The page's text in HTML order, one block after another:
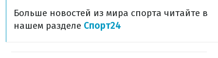
Больше новостей из мира спорта читайте в
нашем разделе Спорт24